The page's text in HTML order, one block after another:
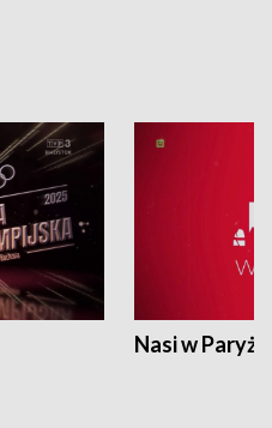
Nasi w Paryżu